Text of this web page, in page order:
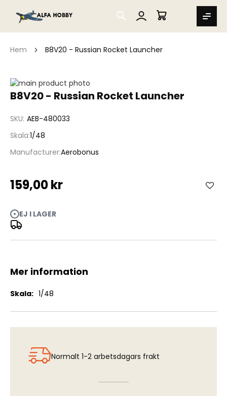
SEARCH
MIN VARUKORG
Hem B8V20 - Russian Rocket Launcher
B8V20 - Russian Rocket Launcher
SKU AEB-480033
Skala 1/48
ManufacturerAerobonus
159,00 kr
EJ I LAGER
Hoppa
till
bildgalleriet
Hoppa
av
bildgalleriet
Mer information
Mer
1/48
Normalt 1-2 arbetsdagars frakt